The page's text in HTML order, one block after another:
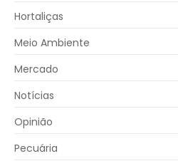
Hortaliças
Meio Ambiente
Mercado
Notícias
Opinião
Pecuária